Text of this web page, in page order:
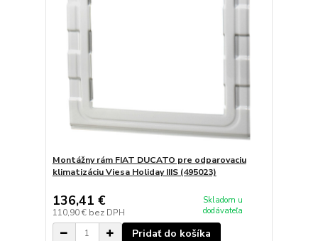
Montážny rám FIAT DUCATO pre odparovaciu
klimatizáciu Viesa Holiday IIIS (495023)
136,41 €
110,90 € bez DPH
Skladom u
dodávateľa
Pridať do košíka